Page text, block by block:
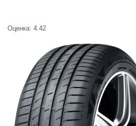
Оценка: 4.42